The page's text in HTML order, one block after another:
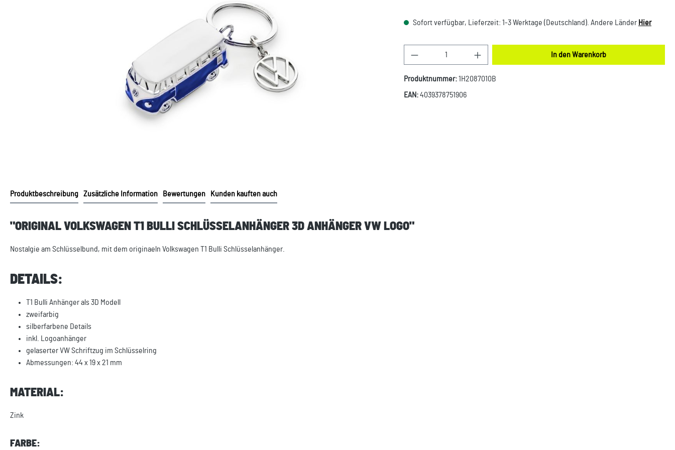
Sofort verfügbar, Lieferzeit: 1-3 Werktage (Deutschland). Andere Länder Hier
Produkt Anzahl: Gib den gewünschten Wert ein oder
In den Warenkorb
Produktnummer:1H2087010B
EAN:4039378751906
Produktbeschreibung Zusätzliche Information Bewertungen Kunden kauften auch
"ORIGINAL VOLKSWAGEN T1 BULLI SCHLÜSSELANHÄNGER 3D ANHÄNGER VW LOGO"
Nostalgie am Schlüsselbund, mit dem originaeln Volkswagen T1 Bulli Schlüsselanhänger.
DETAILS:
T1 Bulli Anhänger als 3D Modell
zweifarbig
silberfarbene Details
inkl. Logoanhänger
gelaserter VW Schriftzug im Schlüsselring
Abmessungen: 44 x 19 x 21 mm
MATERIAL:
Zink
FARBE: